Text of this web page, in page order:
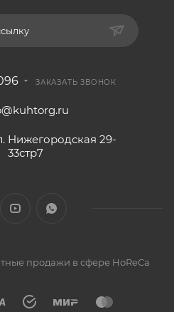
ЗАКАЗАТЬ ЗВОНОК
Нижегородская 29-
33стр7
продажи в сфере HoReCa